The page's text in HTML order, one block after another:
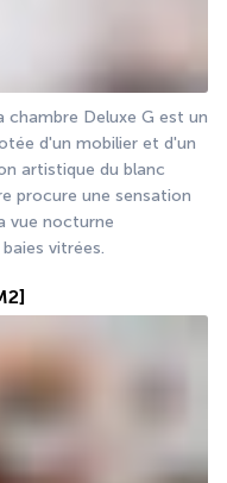
chambre Deluxe G est un
d'un mobilier et d'un
artistique du blanc
procure une sensation
vue nocturne
vitrées.